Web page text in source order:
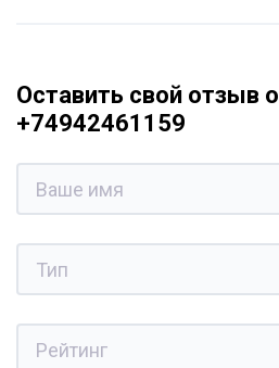
Оставить свой отзыв
+74942461159